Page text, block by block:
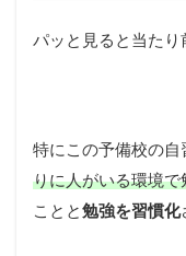
パッと見ると当たり
特にこの予備校の自
りに人がいる環境で
ことと勉強を習慣化